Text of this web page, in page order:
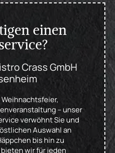
einen
Crass GmbH
– unser
verwöhnt Sie und
Auswahl an
bis hin zu
wir für jeden